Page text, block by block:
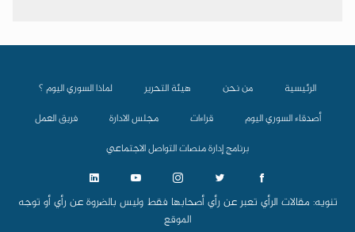
الرئيسية من نحن هيئة التحرير
لماذا السوري اليوم ؟
أصدقاء السوري اليوم
قراءات مجلس الادارة
فريق العمل
برنامج إدارة منصات التواصل الاجتماعي
تنويه: مقالات الرأي تعبر عن رأي أصحابها فقط وليس بالضروة عن رأي أو توجه
الموقع